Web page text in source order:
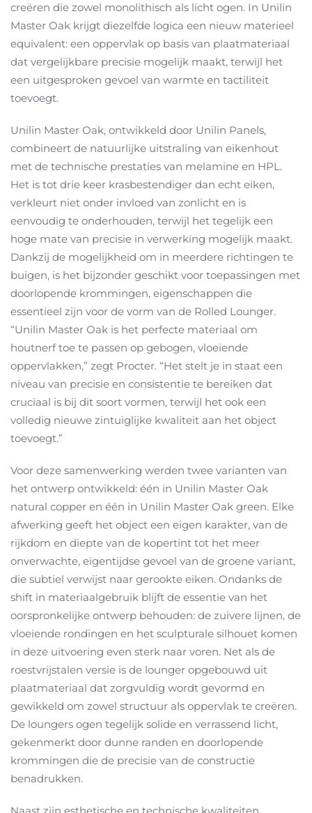
creëren die zowel monolithisch als licht ogen. In Unilin
Master Oak krijgt diezelfde logica een nieuw materieel
equivalent: een oppervlak op basis van plaatmateriaal
dat vergelijkbare precisie mogelijk maakt, terwijl het
een uitgesproken gevoel van warmte en tactiliteit
toevoegt.
Unilin Master Oak, ontwikkeld door Unilin Panels,
combineert de natuurlijke uitstraling van eikenhout
met de technische prestaties van melamine en HPL.
Het is tot drie keer krasbestendiger dan echt eiken,
verkleurt niet onder invloed van zonlicht en is
eenvoudig te onderhouden, terwijl het tegelijk een
hoge mate van precisie in verwerking mogelijk maakt.
Dankzij de mogelijkheid om in meerdere richtingen te
buigen, is het bijzonder geschikt voor toepassingen met
doorlopende krommingen, eigenschappen die
essentieel zijn voor de vorm van de Rolled Lounger.
“Unilin Master Oak is het perfecte materiaal om
houtnerf toe te passen op gebogen, vloeiende
oppervlakken,” zegt Procter. “Het stelt je in staat een
niveau van precisie en consistentie te bereiken dat
cruciaal is bij dit soort vormen, terwijl het ook een
volledig nieuwe zintuiglijke kwaliteit aan het object
toevoegt.”
Voor deze samenwerking werden twee varianten van
het ontwerp ontwikkeld: één in Unilin Master Oak
natural copper en één in Unilin Master Oak green. Elke
afwerking geeft het object een eigen karakter, van de
rijkdom en diepte van de kopertint tot het meer
onverwachte, eigentijdse gevoel van de groene variant,
die subtiel verwijst naar gerookte eiken. Ondanks de
shift in materiaalgebruik blijft de essentie van het
oorspronkelijke ontwerp behouden: de zuivere lijnen, de
vloeiende rondingen en het sculpturale silhouet komen
in deze uitvoering even sterk naar voren. Net als de
roestvrijstalen versie is de lounger opgebouwd uit
plaatmateriaal dat zorgvuldig wordt gevormd en
gewikkeld om zowel structuur als oppervlak te creëren.
De loungers ogen tegelijk solide en verrassend licht,
gekenmerkt door dunne randen en doorlopende
krommingen die de precisie van de constructie
benadrukken.